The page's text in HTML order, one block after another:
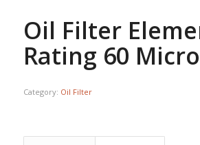
Oil Filter
Rating 60
Category: Oil Filter